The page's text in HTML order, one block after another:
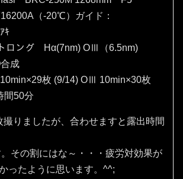
（‐20℃）ガイド：
ｷ
ロング Hα(7nm) OⅢ（6.5nm)
成
枚 (9/14) OⅢ 10min×30枚
間50分
撮りましたが、合わせますと露出時間
その割にはな～・・・疲労対効果が
ったように思います。^^;